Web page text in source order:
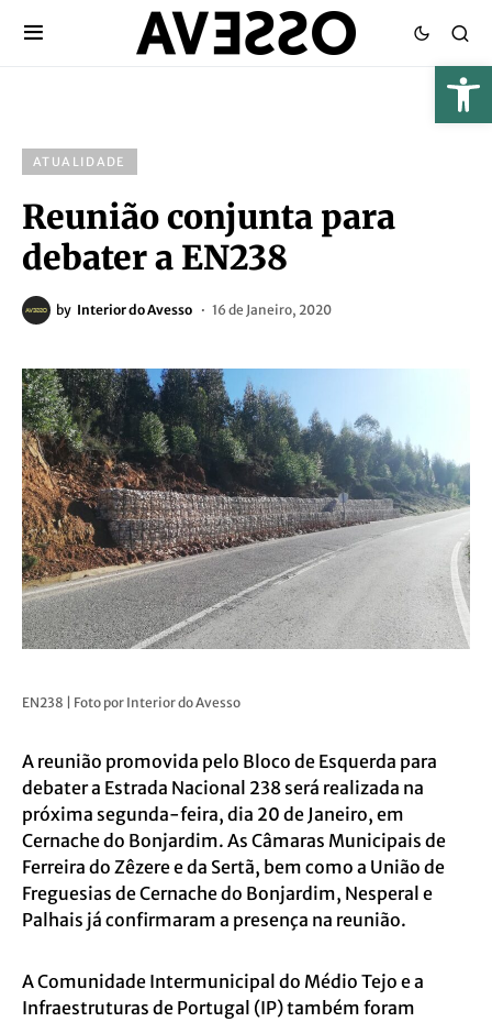
ATUALIDADE
Reunião conjunta para
debater a EN238
by Interior do Avesso 16 de Janeiro, 2020
EN238 | Foto por Interior do Avesso
A reunião promovida pelo Bloco de Esquerda para
debater a Estrada Nacional 238 será realizada na
próxima segunda-feira, dia 20 de Janeiro, em
Cernache do Bonjardim. As Câmaras Municipais de
Ferreira do Zêzere e da Sertã, bem como a União de
Freguesias de Cernache do Bonjardim, Nesperal e
Palhais já confirmaram a presença na reunião.
A Comunidade Intermunicipal do Médio Tejo e a
Infraestruturas de Portugal (IP) também foram